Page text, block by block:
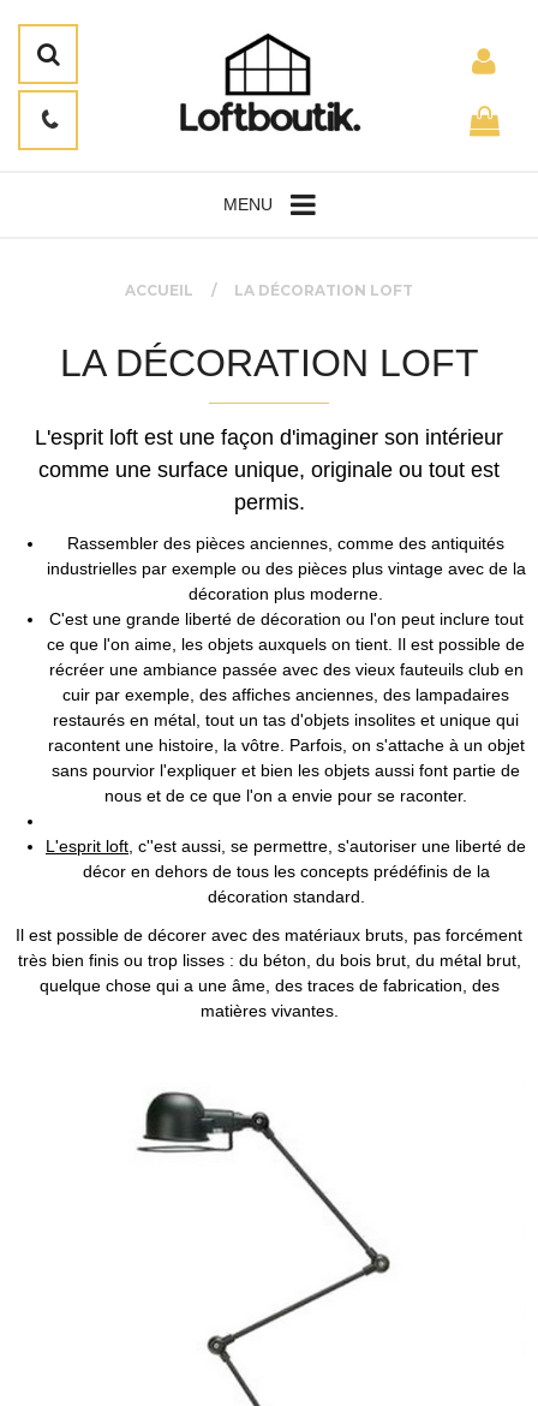
MENU
ACCUEIL LA DÉCORATION LOFT
LA DÉCORATION LOFT
L'esprit loft est une façon d'imaginer son intérieur
comme une surface unique, originale ou tout est
permis.
Rassembler des pièces anciennes, comme des antiquités
industrielles par exemple ou des pièces plus vintage avec de la
décoration plus moderne.
C'est une grande liberté de décoration ou l'on peut inclure tout
ce que l'on aime, les objets auxquels on tient. Il est possible de
récréer une ambiance passée avec des vieux fauteuils club en
cuir par exemple, des affiches anciennes, des lampadaires
restaurés en métal, tout un tas d'objets insolites et unique qui
racontent une histoire, la vôtre. Parfois, on s'attache à un objet
sans pourvior l'expliquer et bien les objets aussi font partie de
nous et de ce que l'on a envie pour se raconter.
L'esprit loft , c''est aussi, se permettre, s'autoriser une liberté de
décor en dehors de tous les concepts prédéfinis de la
décoration standard.
Il est possible de décorer avec des matériaux bruts, pas forcément
très bien finis ou trop lisses : du béton, du bois brut, du métal brut,
quelque chose qui a une âme, des traces de fabrication, des
matières vivantes.